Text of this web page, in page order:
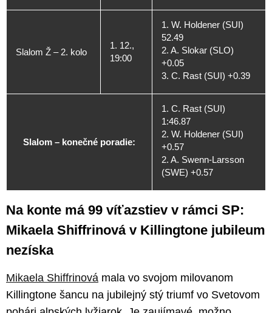
Slalom Ž – 2. kolo
1. 12.,
19:00
1. W. Holdener (SUI)
52.49
2. A. Slokar (SLO)
+0.05
3. C. Rast (SUI) +0.39
Slalom – konečné poradie:
1. C. Rast (SUI)
1:46.87
2. W. Holdener (SUI)
+0.57
2. A. Swenn-Larsson
(SWE) +0.57
Na konte má 99 víťazstiev v rámci SP:
Mikaela Shiffrinová v Killingtone jubileum
nezíska
Mikaela Shiffrinová mala vo svojom milovanom
Killingtone šancu na jubilejný stý triumf vo Svetovom